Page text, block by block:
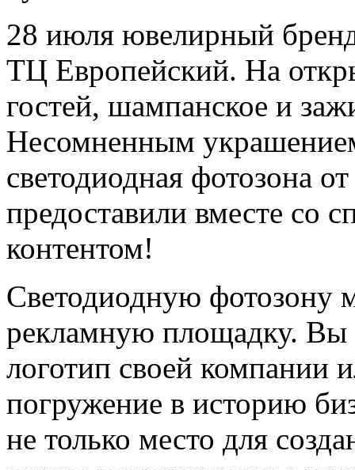
28 июля ювелирный
ТЦ Европейский. На
гостей, шампанское и
Несомненным
светодиодная фотозона
предоставили вместе со
контентом!
Светодиодную фотозону
рекламную площадку. Вы
логотип своей компании
погружение в историю
не только место для